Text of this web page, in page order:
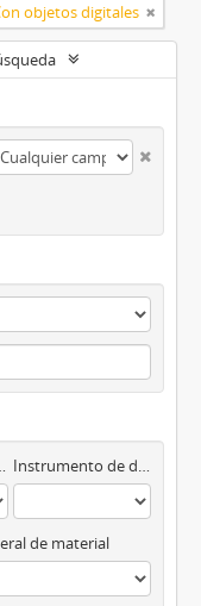
objetos digitales
Instrumento de descripción
de material